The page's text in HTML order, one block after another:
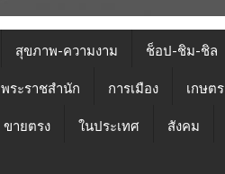
สุขภาพ-ความงาม ช็อป-ชิม-ชิล
พระราชสำนัก การเมือง เกษตร
ขายตรง ในประเทศ สังคม